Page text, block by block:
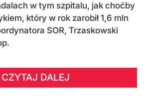
w tym szpitalu, jak choćby
który w rok zarobił 1,6 mln
SOR, Trzaskowski
CZYTAJ DALEJ